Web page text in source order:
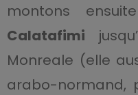
montons
Calatafimi
Monreale (elle
arabo-normand,